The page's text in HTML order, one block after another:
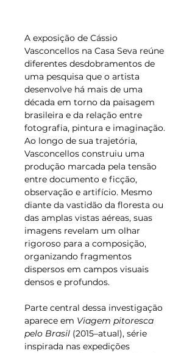
A exposição de Cássio
Vasconcellos na Casa Seva reúne
diferentes desdobramentos de
uma pesquisa que o artista
desenvolve há mais de uma
década em torno da paisagem
brasileira e da relação entre
fotografia, pintura e imaginação.
Ao longo de sua trajetória,
Vasconcellos construiu uma
produção marcada pela tensão
entre documento e ficção,
observação e artifício. Mesmo
diante da vastidão da floresta ou
das amplas vistas aéreas, suas
imagens revelam um olhar
rigoroso para a composição,
organizando fragmentos
dispersos em campos visuais
densos e profundos.
Parte central dessa investigação
aparece em Viagem pitoresca
pelo Brasil (2015–atual), série
inspirada nas expedições